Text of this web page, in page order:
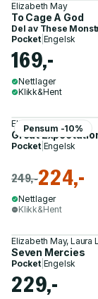
Elizabeth May
To Cage A God
Del av These
Pocket| Engelsk
169,-
Nettlager
Klikk&Hent
Pensum -10%
Elizabeth May
Great
Pocket| Engelsk
249,-224,-
Nettlager
Klikk&Hent
Elizabeth May, Laura
Seven Mercies
Pocket| Engelsk
229,-